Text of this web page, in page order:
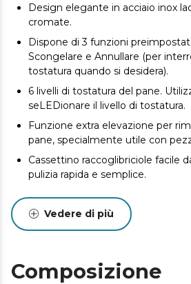
Design elegante in acciaio inox
cromate.
Dispone di 3 funzioni
Scongelare e Annullare (per
tostatura quando si desidera).
6 livelli di tostatura del pane.
seLEDionare il livello di tostatura.
Funzione extra elevazione per
pane, specialmente utile con
Cassettino raccoglibriciole facile
pulizia rapida e semplice.
Spia di funzionamento.
Sistema di autocentramento per
totalmente uniforme su entrambi
Vedere di più
Composizione